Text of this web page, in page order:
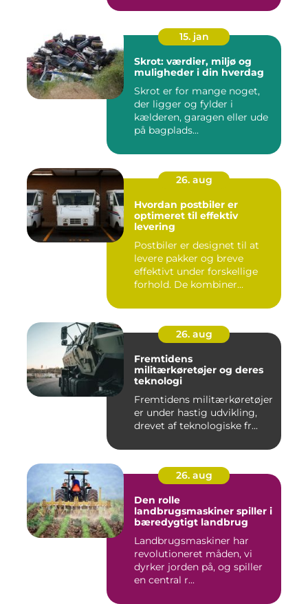
15. jan
Skrot: værdier, miljø og
muligheder i din hverdag
Skrot er for mange noget,
der ligger og fylder i
kælderen, garagen eller ude
på bagplads...
26. aug
Hvordan postbiler er
optimeret til effektiv
levering
Postbiler er designet til at
levere pakker og breve
effektivt under forskellige
forhold. De kombiner...
26. aug
Fremtidens
militærkøretøjer og deres
teknologi
Fremtidens militærkøretøjer
er under hastig udvikling,
drevet af teknologiske fr...
26. aug
Den rolle
landbrugsmaskiner spiller i
bæredygtigt landbrug
Landbrugsmaskiner har
revolutioneret måden, vi
dyrker jorden på, og spiller
en central r...